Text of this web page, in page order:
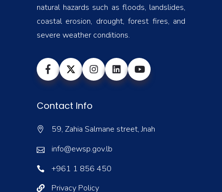
natural hazards such as floods, landslides,
coastal erosion, drought, forest fires, and
severe weather conditions.
Contact Info
59, Zahia Salmane street, Jnah
info@ewsp.gov.lb
+961 1 856 450
Privacy Policy